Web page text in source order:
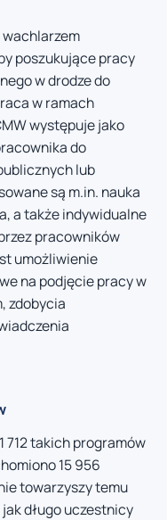
wachlarzem
poszukujące pracy
w drodze do
w ramach
występuje jako
do
lub
są m.in. nauka
a także indywidualne
pracowników
umożliwienie
na podjęcie pracy w
zdobycia
712 takich programów
15 956
towarzyszy temu
długo uczestnicy